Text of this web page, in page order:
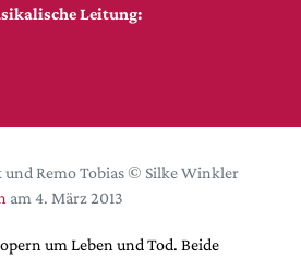
Leitung:
und Remo Tobias © Silke Winkler
am 4. März 2013
um Leben und Tod. Beide